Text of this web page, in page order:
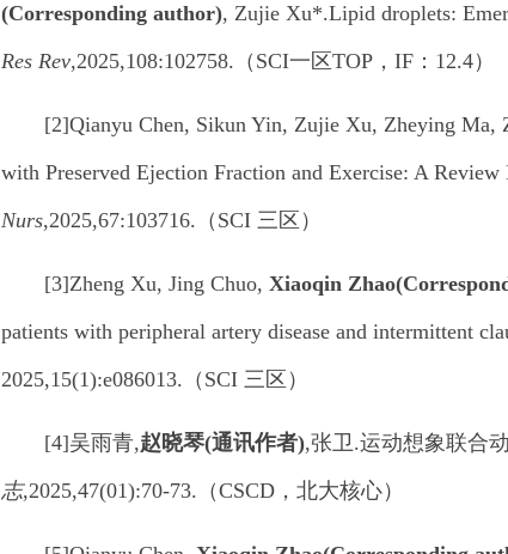
(Corresponding author), Zujie Xu*.Lipid droplets:
Res Rev,2025,108:102758.（SCI一区TOP，IF：12.4）
[2]Qianyu Chen, Sikun Yin, Zujie Xu, Zheying Ma,
with Preserved Ejection Fraction and Exercise: A
Nurs,2025,67:103716.（SCI 三区）
[3]Zheng Xu, Jing Chuo, Xiaoqin Zhao
patients with peripheral artery disease and intermittent
2025,15(1):e086013.（SCI 三区）
[4]吴雨青,赵晓琴(通讯作者),张卫.运动想象联合
志,2025,47(01):70-73.（CSCD，北大核心）